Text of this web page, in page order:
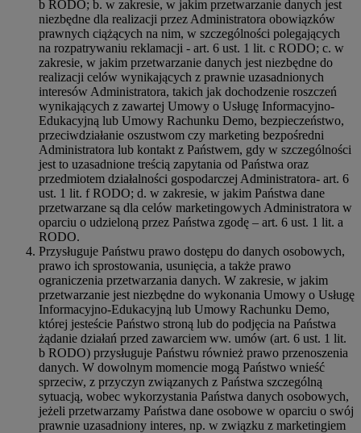
b RODO; b. w zakresie, w jakim przetwarzanie danych jest
niezbędne dla realizacji przez Administratora obowiązków
prawnych ciążących na nim, w szczególności polegających
na rozpatrywaniu reklamacji - art. 6 ust. 1 lit. c RODO; c. w
zakresie, w jakim przetwarzanie danych jest niezbędne do
realizacji celów wynikających z prawnie uzasadnionych
interesów Administratora, takich jak dochodzenie roszczeń
wynikających z zawartej Umowy o Usługę Informacyjno-
Edukacyjną lub Umowy Rachunku Demo, bezpieczeństwo,
przeciwdziałanie oszustwom czy marketing bezpośredni
Administratora lub kontakt z Państwem, gdy w szczególności
jest to uzasadnione treścią zapytania od Państwa oraz
przedmiotem działalności gospodarczej Administratora- art. 6
ust. 1 lit. f RODO; d. w zakresie, w jakim Państwa dane
przetwarzane są dla celów marketingowych Administratora w
oparciu o udzieloną przez Państwa zgodę – art. 6 ust. 1 lit. a
RODO.
Przysługuje Państwu prawo dostępu do danych osobowych,
prawo ich sprostowania, usunięcia, a także prawo
ograniczenia przetwarzania danych. W zakresie, w jakim
przetwarzanie jest niezbędne do wykonania Umowy o Usługę
Informacyjno-Edukacyjną lub Umowy Rachunku Demo,
której jesteście Państwo stroną lub do podjęcia na Państwa
żądanie działań przed zawarciem ww. umów (art. 6 ust. 1 lit.
b RODO) przysługuje Państwu również prawo przenoszenia
danych. W dowolnym momencie mogą Państwo wnieść
sprzeciw, z przyczyn związanych z Państwa szczególną
sytuacją, wobec wykorzystania Państwa danych osobowych,
jeżeli przetwarzamy Państwa dane osobowe w oparciu o swój
prawnie uzasadniony interes, np. w związku z marketingiem